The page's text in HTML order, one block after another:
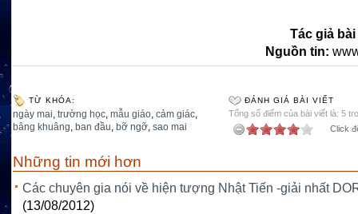
Tác giả
Nguồn tin:
TỪ KHÓA:
ngày mai, trường học, mẫu giáo, cảm giác,
bâng khuâng, ban đầu, bỡ ngỡ, sao mai
ĐÁNH GIÁ BÀI VIẾT
Tổng số điểm của bài viết là: 5
Click
Những tin mới hơn
Các chuyên gia nói về hiện tượng Nhật Tiến -giải nhất
(13/08/2012)